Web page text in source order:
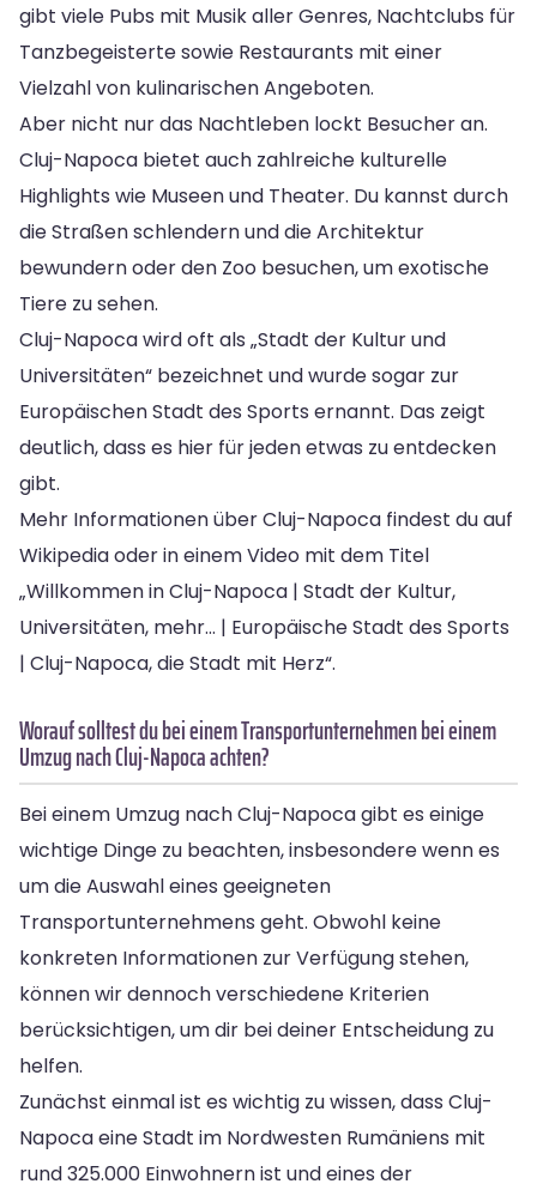
gibt viele Pubs mit Musik aller Genres, Nachtclubs für
Tanzbegeisterte sowie Restaurants mit einer
Vielzahl von kulinarischen Angeboten.
Aber nicht nur das Nachtleben lockt Besucher an.
Cluj-Napoca bietet auch zahlreiche kulturelle
Highlights wie Museen und Theater. Du kannst durch
die Straßen schlendern und die Architektur
bewundern oder den Zoo besuchen, um exotische
Tiere zu sehen.
Cluj-Napoca wird oft als „Stadt der Kultur und
Universitäten“ bezeichnet und wurde sogar zur
Europäischen Stadt des Sports ernannt. Das zeigt
deutlich, dass es hier für jeden etwas zu entdecken
gibt.
Mehr Informationen über Cluj-Napoca findest du auf
Wikipedia oder in einem Video mit dem Titel
„Willkommen in Cluj-Napoca | Stadt der Kultur,
Universitäten, mehr… | Europäische Stadt des Sports
| Cluj-Napoca, die Stadt mit Herz“.
Worauf solltest du bei einem Transportunternehmen bei einem
Umzug nach Cluj-Napoca achten?
Bei einem Umzug nach Cluj-Napoca gibt es einige
wichtige Dinge zu beachten, insbesondere wenn es
um die Auswahl eines geeigneten
Transportunternehmens geht. Obwohl keine
konkreten Informationen zur Verfügung stehen,
können wir dennoch verschiedene Kriterien
berücksichtigen, um dir bei deiner Entscheidung zu
helfen.
Zunächst einmal ist es wichtig zu wissen, dass Cluj-
Napoca eine Stadt im Nordwesten Rumäniens mit
rund 325.000 Einwohnern ist und eines der